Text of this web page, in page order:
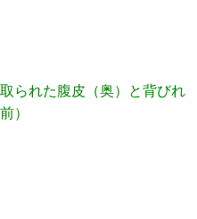
られた腹皮（奥）と背びれ
）